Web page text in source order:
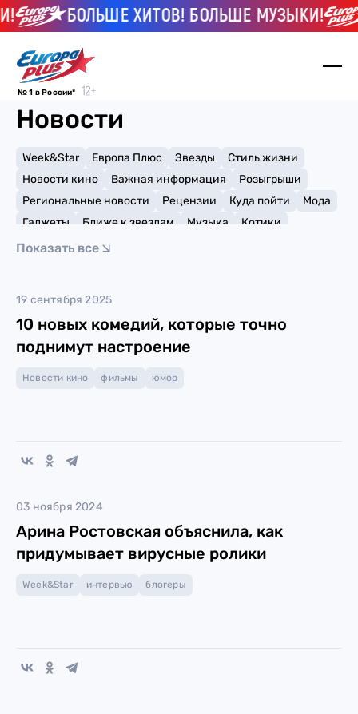
БОЛЬШЕ ХИТОВ! БОЛЬШЕ МУЗЫКИ!
№ 1 в России*
Новости
Week&Star Европа Плюс Звезды
Стиль жизни
Новости кино
Важная информация
Розыгрыши
Региональные новости
Рецензии Куда пойти
Мода
Гаджеты
Ближе к звездам Музыка
Котики
Мемы и тренды
Показать все
19 сентября 2025
10 новых комедий, которые точно
поднимут настроение
Новости кино фильмы юмор
03 ноября 2024
Арина Ростовская объяснила, как
придумывает вирусные ролики
Week&Star интервью блогеры